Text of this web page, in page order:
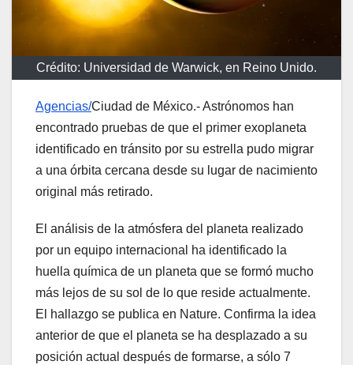
Crédito: Universidad de Warwick, en Reino Unido.
Agencias/Ciudad de México.- Astrónomos han
encontrado pruebas de que el primer exoplaneta
identificado en tránsito por su estrella pudo migrar
a una órbita cercana desde su lugar de nacimiento
original más retirado.
El análisis de la atmósfera del planeta realizado
por un equipo internacional ha identificado la
huella química de un planeta que se formó mucho
más lejos de su sol de lo que reside actualmente.
El hallazgo se publica en Nature. Confirma la idea
anterior de que el planeta se ha desplazado a su
posición actual después de formarse, a sólo 7